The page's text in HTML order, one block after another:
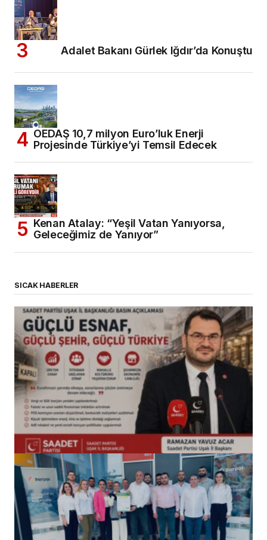
Adalet Bakanı Gürlek Iğdır’da Konuştu
OEDAŞ 10,7 milyon Euro’luk Enerji
Projesinde Türkiye’yi Temsil Edecek
Kenan Atalay: “Yeşil Vatan Yanıyorsa,
Geleceğimiz de Yanıyor”
SICAK HABERLER
(başlıksız)
Alaattin Karahan tarafından 14/07/2026